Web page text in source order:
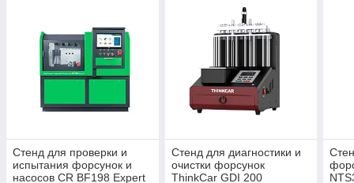
Стенд для проверки и
испытания форсунок и
насосов CR BF198 Expert
Стенд для диагностики и
очистки форсунок
ThinkCar GDI 200